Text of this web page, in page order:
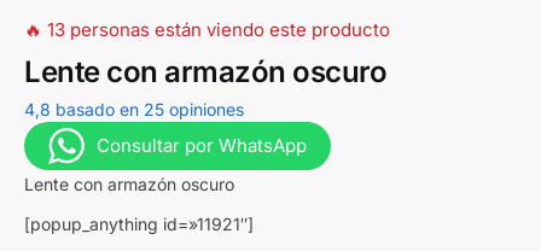
🔥 13 personas están viendo este producto
Lente con armazón oscuro
4,8 basado en 25 opiniones
Consultar por WhatsApp
Lente con armazón oscuro
[popup_anything id=»11921″]